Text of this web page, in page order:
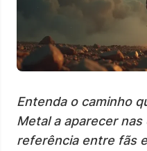
Entenda o caminho
Metal a aparecer nas
referência entre fãs